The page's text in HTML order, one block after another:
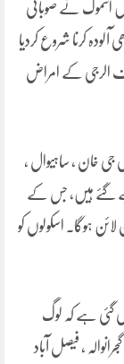
اسموگ نے صوبائی
کرنا شروع کردیا
الرجی کے امراض
خان ، ساہیوال ،
گئے ہیں، جس کے
ہوگا۔ اسکولوں کو
گئی ہے کہ لوگ
، فیصل آباد